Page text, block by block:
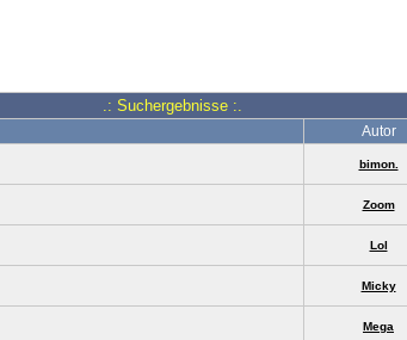
.: Suchergebnisse :.
Autor
bimon.
Zoom
Lol
Micky
Mega